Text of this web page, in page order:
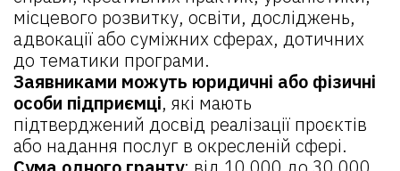
місцевого розвитку, освіти, досліджень,
адвокації або суміжних сферах, дотичних
до тематики програми.
Заявниками можуть юридичні або фізичні
особи підприємці, які мають
підтверджений досвід реалізації проєктів
або надання послуг в окресленій сфері.